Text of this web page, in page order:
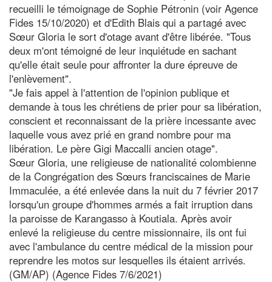
recueilli le témoignage de Sophie Pétronin (voir Agence
Fides 15/10/2020) et d'Edith Blais qui a partagé avec
Sœur Gloria le sort d'otage avant d'être libérée. "Tous
deux m'ont témoigné de leur inquiétude en sachant
qu'elle était seule pour affronter la dure épreuve de
l'enlèvement".
"Je fais appel à l'attention de l'opinion publique et
demande à tous les chrétiens de prier pour sa libération,
conscient et reconnaissant de la prière incessante avec
laquelle vous avez prié en grand nombre pour ma
libération. Le père Gigi Maccalli ancien otage".
Sœur Gloria, une religieuse de nationalité colombienne
de la Congrégation des Sœurs franciscaines de Marie
Immaculée, a été enlevée dans la nuit du 7 février 2017
lorsqu'un groupe d'hommes armés a fait irruption dans
la paroisse de Karangasso à Koutiala. Après avoir
enlevé la religieuse du centre missionnaire, ils ont fui
avec l'ambulance du centre médical de la mission pour
reprendre les motos sur lesquelles ils étaient arrivés.
(GM/AP) (Agence Fides 7/6/2021)